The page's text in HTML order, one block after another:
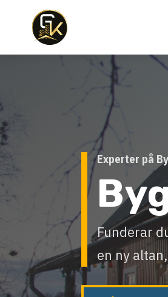
Experter på
Funderar
en ny